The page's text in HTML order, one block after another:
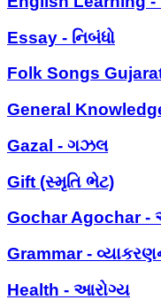
Essay - નિબંધો
Folk Songs
General
Gazal - ગઝલ
Gift (સ્મૃતિ ભેટ)
Gochar Agochar -
Grammar -
Health - આરોગ્ય